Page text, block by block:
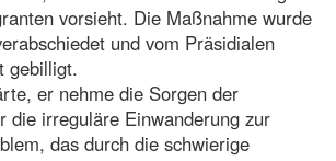
vorsieht. Die Maßnahme wurde
und vom Präsidialen
gebilligt.
er nehme die Sorgen der
die irreguläre Einwanderung zur
das durch die schwierige